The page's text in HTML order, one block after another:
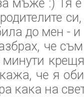
мъже :) Тя
до мен -
че
че я
кака на